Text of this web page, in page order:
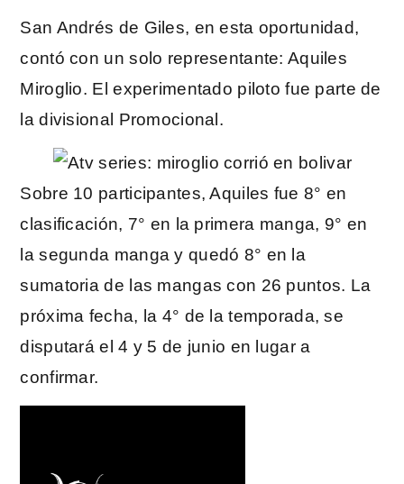
San Andrés de Giles, en esta oportunidad,
contó con un solo representante: Aquiles
Miroglio. El experimentado piloto fue parte de
la divisional Promocional.
Sobre 10 participantes, Aquiles fue 8° en
clasificación, 7° en la primera manga, 9° en
la segunda manga y quedó 8° en la
sumatoria de las mangas con 26 puntos. La
próxima fecha, la 4° de la temporada, se
disputará el 4 y 5 de junio en lugar a
confirmar.